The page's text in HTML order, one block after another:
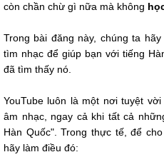
còn chần chừ gì nữa mà không
Trong bài đăng này, chúng ta
tìm nhạc để giúp bạn với tiếng
đã tìm thấy nó.
YouTube luôn là một nơi tuyệt
âm nhạc, ngay cả khi tất cả
Hàn Quốc". Trong thực tế, để
hãy làm điều đó: